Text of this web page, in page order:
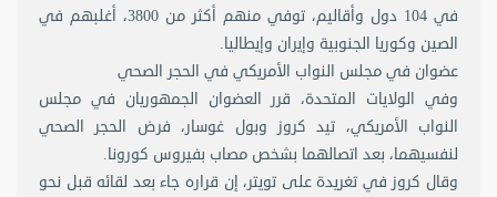
في 104 دول وأقاليم، توفي منهم أكثر من 3800، أغلبهم في
الصين وكوريا الجنوبية وإيران وإيطاليا.
عضوان في مجلس النواب الأمريكي في الحجر الصحي
وفي الولايات المتحدة، قرر العضوان الجمهوريان في مجلس
النواب الأمريكي، تيد كروز وبول غوسار، فرض الحجر الصحي
لنفسيهما، بعد اتصالهما بشخص مصاب بفيروس كورونا.
وقال كروز في تغريدة على تويتر، إن قراره جاء بعد لقائه قبل نحو